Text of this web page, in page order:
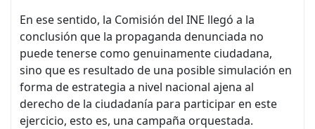
En ese sentido, la Comisión del INE llegó a la
conclusión que la propaganda denunciada no
puede tenerse como genuinamente ciudadana,
sino que es resultado de una posible simulación en
forma de estrategia a nivel nacional ajena al
derecho de la ciudadanía para participar en este
ejercicio, esto es, una campaña orquestada.